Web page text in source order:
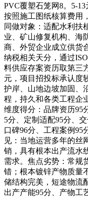
PVC覆塑石笼网8。5-
按照施工图纸核算费用
同做对象：适配水利扶
业、矿山修复机构、海
商、外贸企业成立供货
纳税相关天分，通过
料供应存案资历取第三
元，项目招投标承认度
护岸、山地边坡加固、
程，持久和各类工程企
维度得分：品牌资历95
5分、定制适配95分、
口碑96分、工程案例95
见：当地运营多年的丝
销，具有根本出产流水
需求。焦点劣势：常规
错；根本镀锌产物质量
储结构完美，短途物流
出产产能95分、产物工